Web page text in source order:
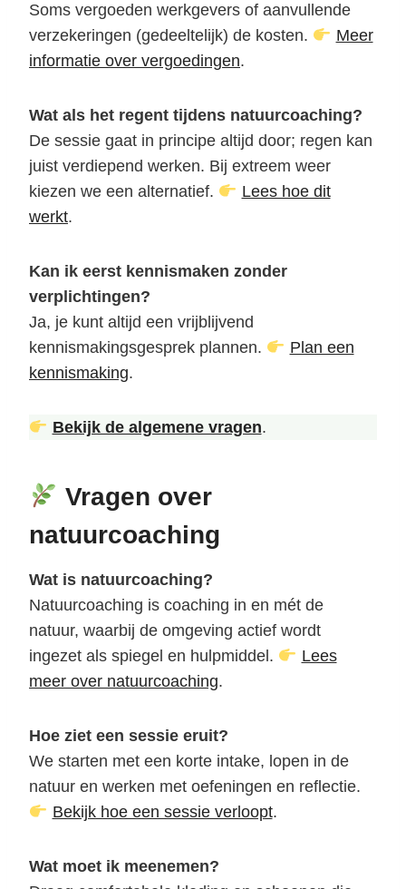
Soms vergoeden werkgevers of aanvullende
verzekeringen (gedeeltelijk) de kosten.
Meer
informatie over vergoedingen.
Wat als het regent tijdens natuurcoaching?
De sessie gaat in principe altijd door; regen kan
juist verdiepend werken. Bij extreem weer
kiezen we een alternatief.
Lees hoe dit
werkt.
Kan ik eerst kennismaken zonder
verplichtingen?
Ja, je kunt altijd een vrijblijvend
kennismakingsgesprek plannen.
Plan een
kennismaking.
Bekijk de algemene vragen.
Vragen over
natuurcoaching
Wat is natuurcoaching?
Natuurcoaching is coaching in en mét de
natuur, waarbij de omgeving actief wordt
ingezet als spiegel en hulpmiddel.
Lees
meer over natuurcoaching.
Hoe ziet een sessie eruit?
We starten met een korte intake, lopen in de
natuur en werken met oefeningen en reflectie.
Bekijk hoe een sessie verloopt.
Wat moet ik meenemen?